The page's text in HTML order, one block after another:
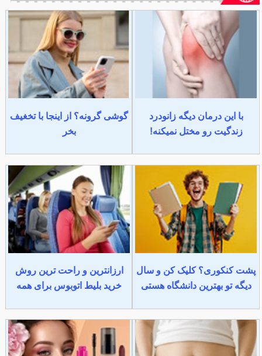
با این درمان دیگه زانودرد
زندگیت رو مختل نمیکنه!
گوشی گرونه؟ از اینجا با تخغیف
بخر
پشت کنکوری؟ کلیک کن و سال
دیگه تو بهترین دانشگاه هستی
ارزانترین و راحت ترین روش
خرید بلیط اتوبوس برای همه